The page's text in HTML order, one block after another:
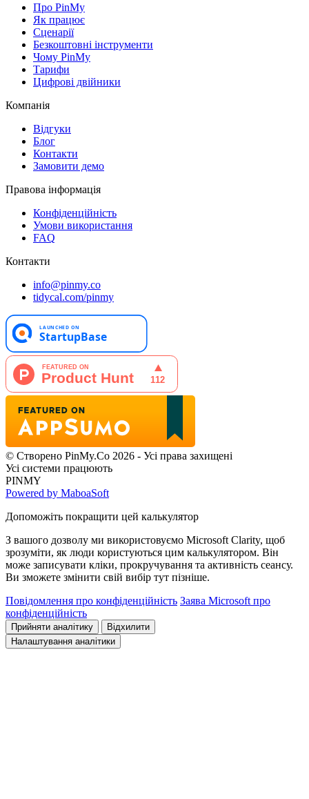
Про PinMy
Як працює
Сценарії
Безкоштовні інструменти
Чому PinMy
Тарифи
Цифрові двійники
Компанія
Відгуки
Блог
Контакти
Замовити демо
Правова інформація
Конфіденційність
Умови використання
FAQ
Контакти
info@pinmy.co
tidycal.com/pinmy
© Створено PinMy.Co 2026 - Усі права захищені
Усі системи працюють
PINMY
Powered by MaboaSoft
Допоможіть покращити цей калькулятор
З вашого дозволу ми використовуємо Microsoft Clarity, щоб
зрозуміти, як люди користуються цим калькулятором. Він
може записувати кліки, прокручування та активність сеансу.
Ви зможете змінити свій вибір тут пізніше.
Повідомлення про конфіденційність Заява Microsoft про
конфіденційність
Прийняти аналітику
Відхилити
Налаштування аналітики